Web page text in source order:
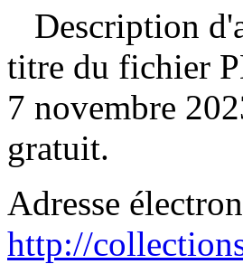
Description
titre du fichier
7 novembre
gratuit.
Adresse
http://